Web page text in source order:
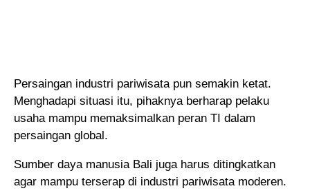
Persaingan industri pariwisata pun semakin ketat.
Menghadapi situasi itu, pihaknya berharap pelaku
usaha mampu memaksimalkan peran TI dalam
persaingan global.
Sumber daya manusia Bali juga harus ditingkatkan
agar mampu terserap di industri pariwisata moderen.